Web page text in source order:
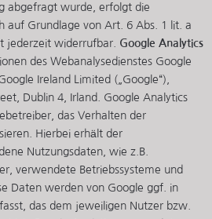
abgefragt wurde, erfolgt die
auf Grundlage von Art. 6 Abs. 1 lit. a
jederzeit widerrufbar. Google Analytics
des Webanalysedienstes Google
Ireland Limited („Google“),
Dublin 4, Irland. Google Analytics
das Verhalten der
Hierbei erhält der
Nutzungsdaten, wie z.B.
verwendete Betriebssysteme und
Daten werden von Google ggf. in
das dem jeweiligen Nutzer bzw.